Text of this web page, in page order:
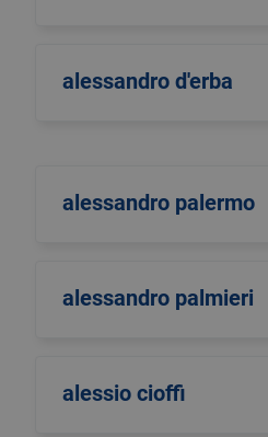
alessandro d'erba
alessandro palermo
alessandro palmieri
alessio cioffi